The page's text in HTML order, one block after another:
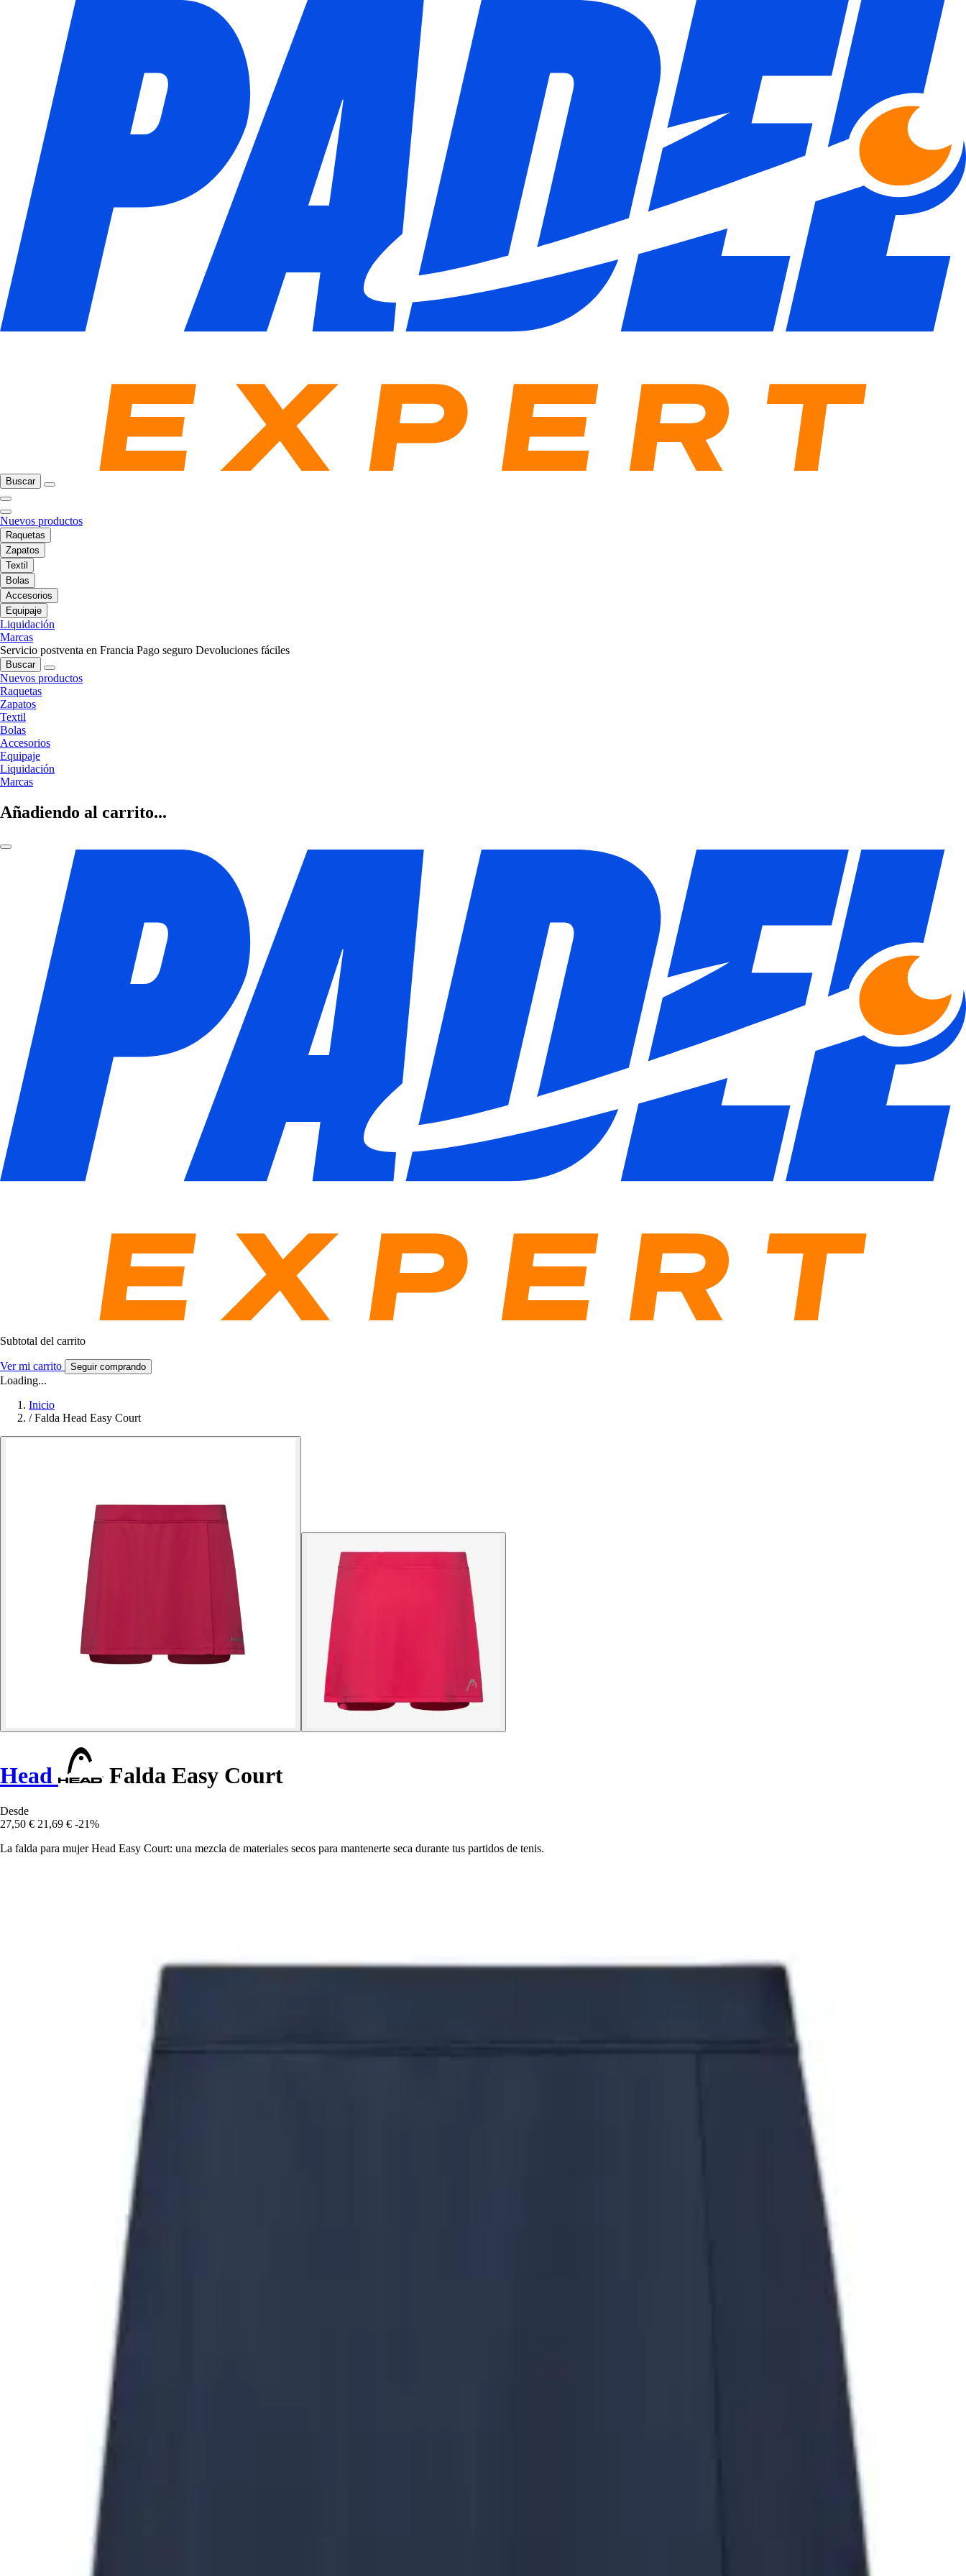
Buscar
Nuevos productos
Raquetas
Zapatos
Textil
Bolas
Accesorios
Equipaje
Liquidación
Marcas
Servicio postventa en Francia Pago seguro Devoluciones fáciles
Buscar
Nuevos productos
Raquetas
Zapatos
Textil
Bolas
Accesorios
Equipaje
Liquidación
Marcas
Añadiendo al carrito...
Subtotal del carrito
Ver mi carrito Seguir comprando
Loading...
Inicio
/ Falda Head Easy Court
Head Falda Easy Court
Desde
27,50 € 21,69 € -21%
La falda para mujer Head Easy Court: una mezcla de materiales secos para mantenerte seca durante tus partidos de tenis.